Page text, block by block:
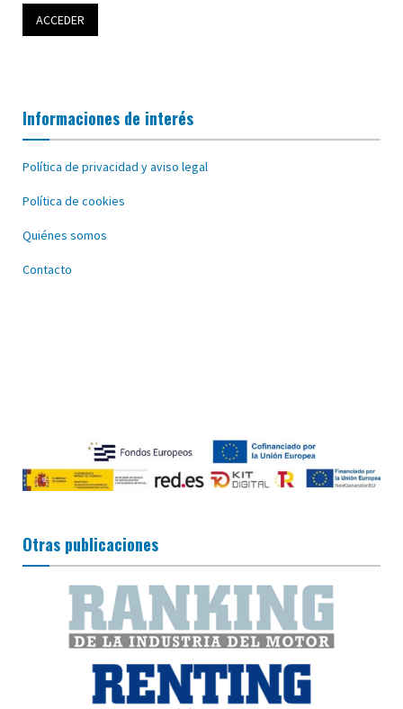
Informaciones de interés
Política de privacidad y aviso legal
Política de cookies
Quiénes somos
Contacto
Otras publicaciones